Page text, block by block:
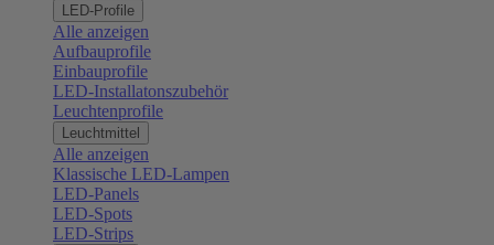
LED-Profile
Alle anzeigen
Aufbauprofile
Einbauprofile
LED-Installatonszubehör
Leuchtenprofile
Leuchtmittel
Alle anzeigen
Klassische LED-Lampen
LED-Panels
LED-Spots
LED-Strips